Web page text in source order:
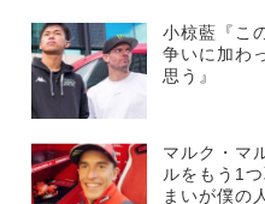
小椋藍『こ
争いに加わ
思う』
マルク・マ
ルをもう1
まいが僕の